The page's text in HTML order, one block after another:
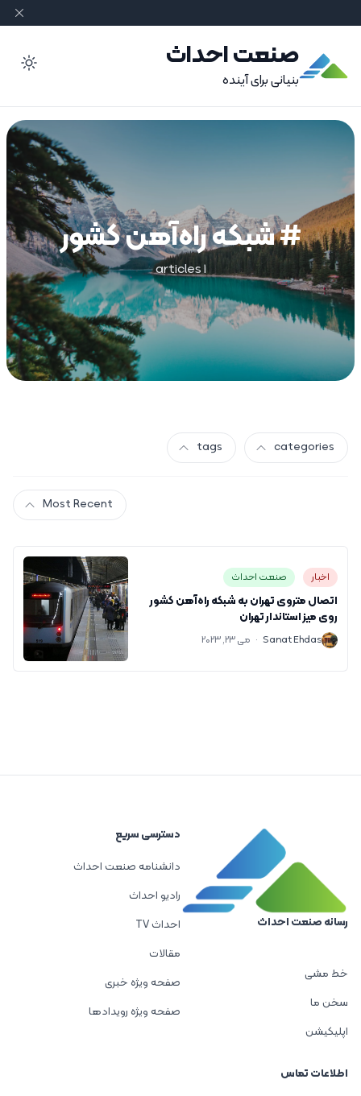
صنعت احداث
بنیانی برای آینده
# شبکه راه‌آهن کشور
1 articles
categories
tags
Most Recent
اخبار صنعت احداث
اتصال متروی تهران به شبکه راه‌آهن کشور
روی میز استاندار تهران
S
Sanat Ehdas
· می 23, 2023
رسانه صنعت احداث
خط مشی
سخن ما
اپلیکیشن
دسترسی سریع
دانشنامه صنعت احداث
رادیو احداث
احداث TV
مقالات
صفحه ویژه خبری
صفحه ویژه رویدادها
اطلاعات تماس